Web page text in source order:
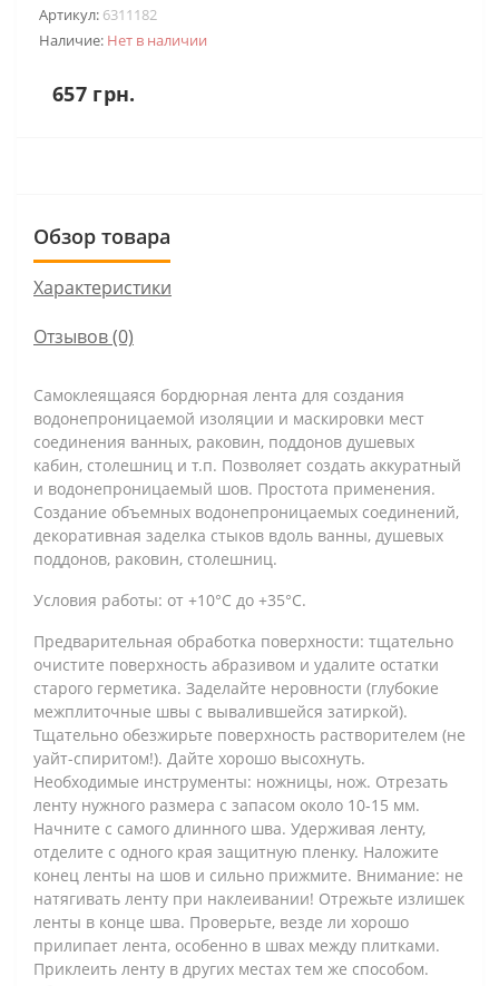
Артикул: 6311182
Наличие: Нет в наличии
657 грн.
Обзор товара
Характеристики
Отзывов (0)
Самоклеящаяся бордюрная лента для создания
водонепроницаемой изоляции и маскировки мест
соединения ванных, раковин, поддонов душевых
кабин, столешниц и т.п. Позволяет создать аккуратный
и водонепроницаемый шов. Простота применения.
Создание объемных водонепроницаемых соединений,
декоративная заделка стыков вдоль ванны, душевых
поддонов, раковин, столешниц.
Условия работы: от +10°C до +35°C.
Предварительная обработка поверхности: тщательно
очистите поверхность абразивом и удалите остатки
старого герметика. Заделайте неровности (глубокие
межплиточные швы с вывалившейся затиркой).
Тщательно обезжирьте поверхность растворителем (не
уайт-спиритом!). Дайте хорошо высохнуть.
Необходимые инструменты: ножницы, нож. Отрезать
ленту нужного размера с запасом около 10-15 мм.
Начните с самого длинного шва. Удерживая ленту,
отделите с одного края защитную пленку. Наложите
конец ленты на шов и сильно прижмите. Внимание: не
натягивать ленту при наклеивании! Отрежьте излишек
ленты в конце шва. Проверьте, везде ли хорошо
прилипает лента, особенно в швах между плитками.
Приклеить ленту в других местах тем же способом.